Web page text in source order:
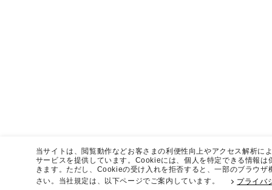
当サイトは、閲覧動作などお客さまの利便性向上やアクセス解析
サービスを提供しています。Cookieには、個人を特定できる情報
きます。ただし、Cookieの受け入れを拒否すると、一部のブラウ
さい。当社規定は、以下ページでご案内しています。
プライバ